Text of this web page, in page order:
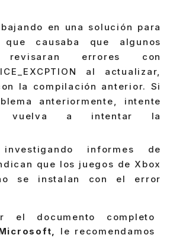
en una solución para
que causaba que algunos
revisaran errores con
al actualizar,
la compilación anterior. Si
anteriormente, intente
vuelva a intentar la
investigando informes de
que los juegos de Xbox
se instalan con el error
el documento completo
le recomendamos